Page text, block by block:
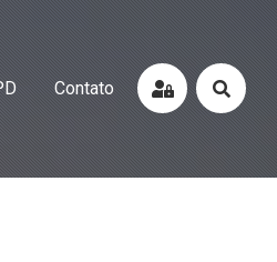
Contato